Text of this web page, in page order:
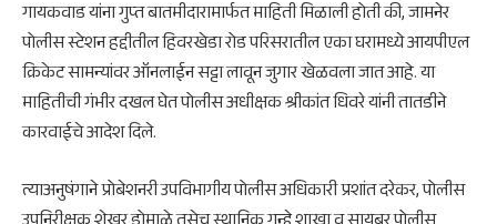
गायकवाड यांना गुप्त बातमीदारामार्फत माहिती मिळाली होती की, जामनेर
पोलीस स्टेशन हद्दीतील हिवरखेडा रोड परिसरातील एका घरामध्ये आयपीएल
क्रिकेट सामन्यांवर ऑनलाईन सट्टा लावून जुगार खेळवला जात आहे. या
माहितीची गंभीर दखल घेत पोलीस अधीक्षक श्रीकांत धिवरे यांनी तातडीने
कारवाईचे आदेश दिले.
त्याअनुषंगाने प्रोबेशनरी उपविभागीय पोलीस अधिकारी प्रशांत दरेकर, पोलीस